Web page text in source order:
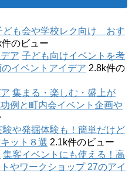
ども会や学校レク向け おす
のビュー
子ども向けイベントを考
イベントアイデア 2.8k件の
集まる・楽しむ・盛上が
例と町内会イベント企画や
験や発掘体験も！簡単だけど
ット８選 2.1k件のビュー
集客イベントにも使える！高
やワークショップ 27のアイ